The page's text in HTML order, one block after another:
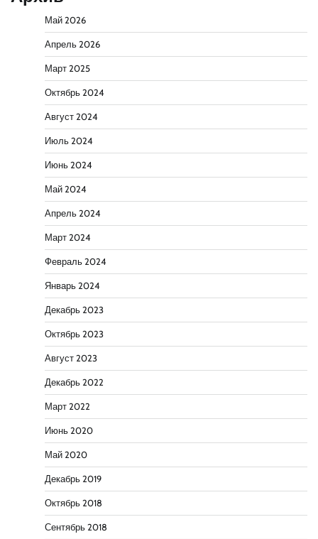
Май 2026
Апрель 2026
Март 2025
Октябрь 2024
Август 2024
Июль 2024
Июнь 2024
Май 2024
Апрель 2024
Март 2024
Февраль 2024
Январь 2024
Декабрь 2023
Октябрь 2023
Август 2023
Декабрь 2022
Март 2022
Июнь 2020
Май 2020
Декабрь 2019
Октябрь 2018
Сентябрь 2018